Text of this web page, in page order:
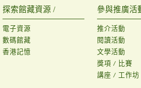
探索館藏資源 /
電子資源
數碼館藏
香港記憶
參與推廣活
推介活動
閱讀活動
文學活動
獎項 / 比賽
講座 / 工作坊